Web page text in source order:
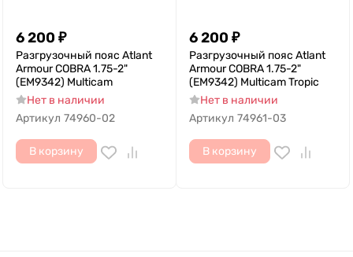
6 200 ₽
Разгрузочный пояс Atlant
Armour COBRA 1.75-2"
(EM9342) Multicam
Нет в наличии
Артикул 74960-02
В корзину
6 200 ₽
Разгрузочный пояс Atlant
Armour COBRA 1.75-2"
(EM9342) Multicam Tropic
Нет в наличии
Артикул 74961-03
В корзину